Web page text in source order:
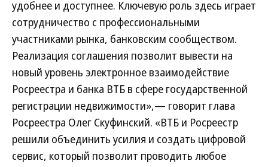
удобнее и доступнее. Ключевую роль здесь играет
сотрудничество с профессиональными
участниками рынка, банковским сообществом.
Реализация соглашения позволит вывести на
новый уровень электронное взаимодействие
Росреестра и банка ВТБ в сфере государственной
регистрации недвижимости»,— говорит глава
Росреестра Олег Скуфинский. «ВТБ и Росреестр
решили объединить усилия и создать цифровой
сервис, который позволит проводить любое